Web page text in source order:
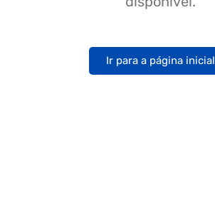
Ir para a página inicial